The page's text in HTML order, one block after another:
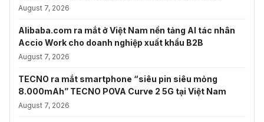
August 7, 2026
Alibaba.com ra mắt ở Việt Nam nền tảng AI tác nhân
Accio Work cho doanh nghiệp xuất khẩu B2B
August 7, 2026
TECNO ra mắt smartphone “siêu pin siêu mỏng
8.000mAh” TECNO POVA Curve 2 5G tại Việt Nam
August 7, 2026